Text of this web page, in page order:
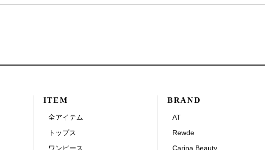
ITEM
全アイテム
トップス
ワンピース
BRAND
AT
Rewde
Carina Beauty